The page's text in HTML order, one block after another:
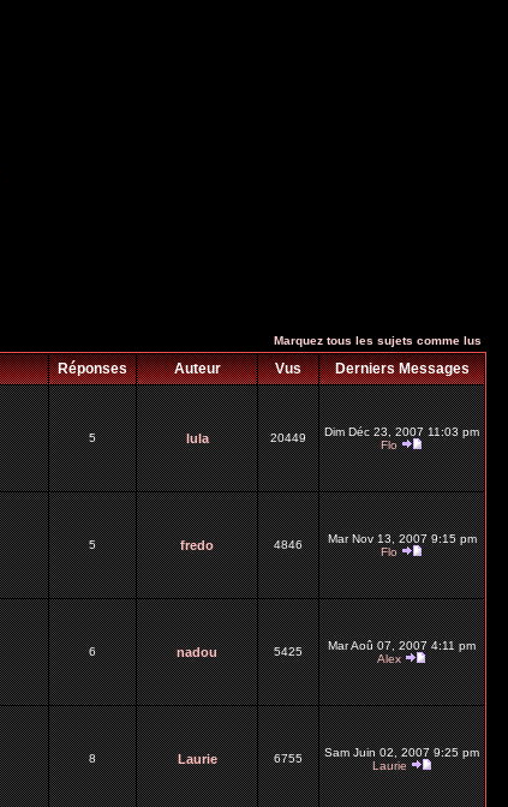
Marquez tous les sujets comme lus
Réponses Auteur Vus Derniers Messages
5 lula 20449
Dim Déc 23, 2007 11:03 pm
Flo
5 fredo 4846
Mar Nov 13, 2007 9:15 pm
Flo
6 nadou 5425
Mar Aoû 07, 2007 4:11 pm
Alex
8 Laurie 6755
Sam Juin 02, 2007 9:25 pm
Laurie